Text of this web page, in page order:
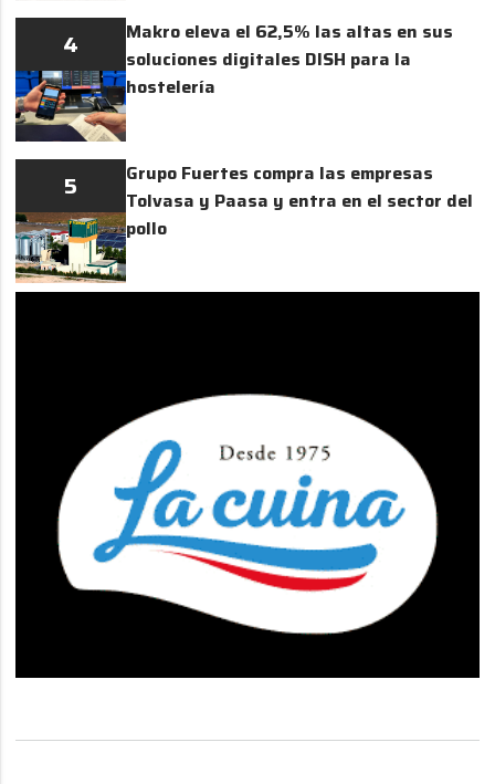
4
Makro eleva el 62,5% las altas en sus
soluciones digitales DISH para la
hostelería
5
Grupo Fuertes compra las empresas
Tolvasa y Paasa y entra en el sector del
pollo